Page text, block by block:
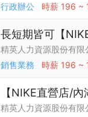
行政辦公
時薪 196 ~
長短期皆可【
精英人力資源股份有限
銷售業務
時薪 196 ~
【NIKE直營店/
精英人力資源股份有限